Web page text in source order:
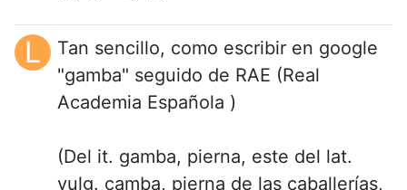
L
Tan sencillo, como escribir en google
"gamba" seguido de RAE (Real
Academia Española )
(Del it. gamba, pierna, este del lat.
vulg. camba, pierna de las caballerías,